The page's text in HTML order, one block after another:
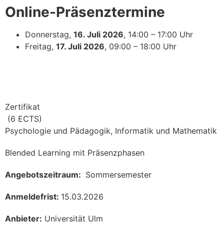
Online-Präsenztermine
Donnerstag, 16. Juli 2026, 14:00 – 17:00 Uhr
Freitag, 17. Juli 2026, 09:00 – 18:00 Uhr
Zertifikat
(6 ECTS)
Psychologie und Pädagogik, Informatik und Mathematik
Blended Learning mit Präsenzphasen
Angebotszeitraum: Sommersemester
Anmeldefrist: 15.03.2026
Anbieter: Universität Ulm